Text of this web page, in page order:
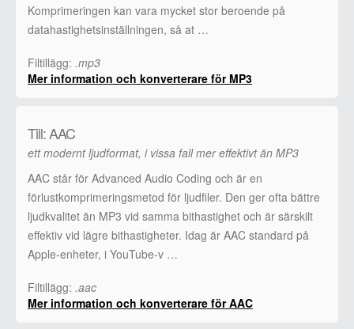
Komprimeringen kan vara mycket stor beroende på
datahastighetsinställningen, så at …
Filtillägg: .mp3
Mer information och konverterare för MP3
Till: AAC
ett modernt ljudformat, i vissa fall mer effektivt än MP3
AAC står för Advanced Audio Coding och är en
förlustkomprimeringsmetod för ljudfiler. Den ger ofta bättre
ljudkvalitet än MP3 vid samma bithastighet och är särskilt
effektiv vid lägre bithastigheter. Idag är AAC standard på
Apple-enheter, i YouTube-v …
Filtillägg: .aac
Mer information och konverterare för AAC